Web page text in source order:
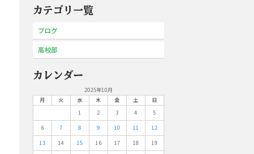
カテゴリ一覧
ブログ
高校部
カレンダー
2025年10月
月
火 水 木 金 土
日
1
2 3 4
5
6
7 8 9 10 11
12
13
14 15 16 17 18
19